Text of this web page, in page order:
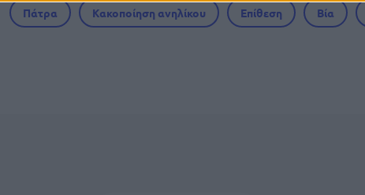
Πάτρα Κακοποίηση ανηλίκου Επίθεση Βία